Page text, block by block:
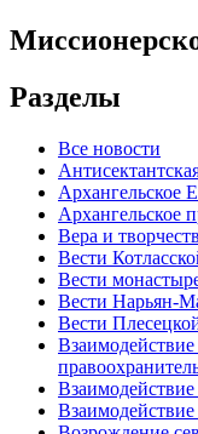
Разделы
Все новости
Архангельское
Архангельское
Вера и
Вести
Вести
Вести Нарьян-
Вести
Взаимодействие